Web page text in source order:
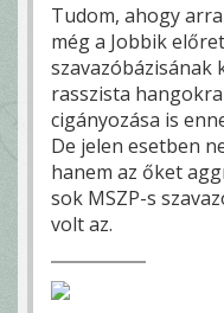
Tudom, ahogy
még a Jobbik
szavazóbázisának
rasszista
cigányozása is
De jelen esetben
hanem az őket
sok MSZP-s
volt az.